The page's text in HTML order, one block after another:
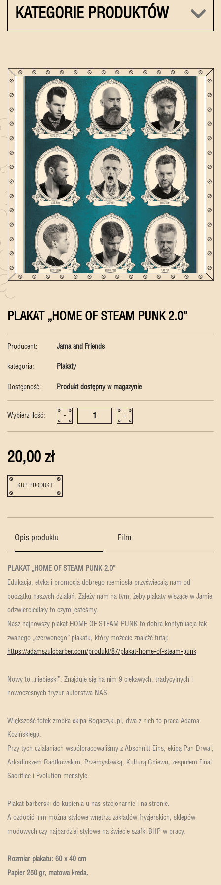
KATEGORIE PRODUKTÓW
PLAKAT „HOME OF STEAM PUNK 2.0”
Producent: Jama and Friends
kategoria: Plakaty
Dostępność: Produkt dostępny w magazynie
Wybierz ilość: - +
20,00 zł
KUP PRODUKT
Opis produktu Film
PLAKAT „HOME OF STEAM PUNK 2.0”
Edukacja, etyka i promocja dobrego rzemiosła przyświecają nam od
początku naszych działań. Zależy nam na tym, żeby plakaty wiszące w Jamie
odzwierciedlały to czym jesteśmy.
Nasz najnowszy plakat HOME OF STEAM PUNK to dobra kontynuacja tak
zwanego „czerwonego” plakatu, który możecie znaleźć tutaj:
https://adamszulcbarber.com/produkt/87/plakat-home-of-steam-punk
Nowy to „niebieski”. Znajduje się na nim 9 ciekawych, tradycyjnych i
nowoczesnych fryzur autorstwa NAS.
Większość fotek zrobiła ekipa Bogaczyki.pl, dwa z nich to praca Adama
Kozińskiego.
Przy tych działaniach współpracowaliśmy z Abschnitt Eins, ekipą Pan Drwal,
Arkadiuszem Radtkowskim, Przemysławką, Kulturą Gniewu, zespołem Final
Sacrifice i Evolution menstyle.
Plakat barberski do kupienia u nas stacjonarnie i na stronie.
A ozdobić nim można stylowe wnętrza zakładów fryzjerskich, sklepów
modowych czy najbardziej stylowe na świecie szafki BHP w pracy.
Rozmiar plakatu: 60 x 40 cm
Papier 250 gr, matowa kreda.